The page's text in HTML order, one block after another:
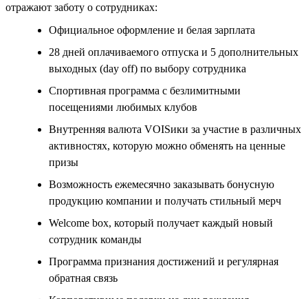
отражают заботу о сотрудниках:
Официальное оформление и белая зарплата
28 дней оплачиваемого отпуска и 5 дополнительных
выходных (day off) по выбору сотрудника
Спортивная программа с безлимитными
посещениями любимых клубов
Внутренняя валюта VOISики за участие в различных
активностях, которую можно обменять на ценные
призы
Возможность ежемесячно заказывать бонусную
продукцию компании и получать стильный мерч
Welcome box, который получает каждый новый
сотрудник команды
Программа признания достижений и регулярная
обратная связь